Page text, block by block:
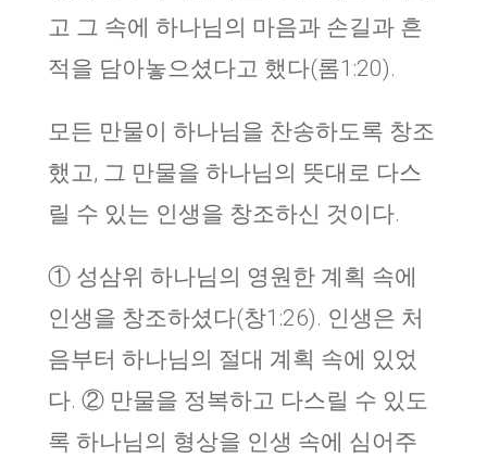
고 그 속에 하나님의 마음과 손길과 흔
적을 담아놓으셨다고 했다(롬1:20).
모든 만물이 하나님을 찬송하도록 창조
했고, 그 만물을 하나님의 뜻대로 다스
릴 수 있는 인생을 창조하신 것이다.
① 성삼위 하나님의 영원한 계획 속에
인생을 창조하셨다(창1:26). 인생은 처
음부터 하나님의 절대 계획 속에 있었
다. ② 만물을 정복하고 다스릴 수 있도
록 하나님의 형상을 인생 속에 심어주